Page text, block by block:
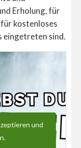
Erholung, für
kostenloses
eingetreten sind.
und